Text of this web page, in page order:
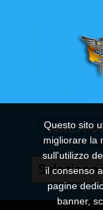
ARCHIVI
Archivi
Questo sito
migliorare la
sull'utilizzo
il consenso
pagine
banner,